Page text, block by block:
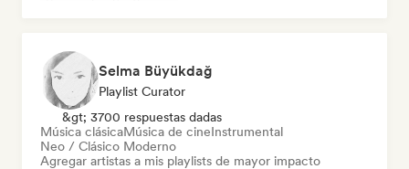
Selma Büyükdağ
Playlist Curator
&gt; 3700 respuestas dadas
Música clásicaMúsica de cineInstrumental
Neo / Clásico Moderno
Agregar artistas a mis playlists de mayor impacto